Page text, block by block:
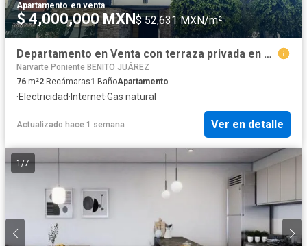
Apartamento·en venta
$ 4,000,000 MXN$ 52,631 MXN/m²
Departamento en Venta con terraza privada en Narvarte Poniente exterior
Narvarte Poniente BENITO JUÁREZ
76 m²2 Recámaras1 BañoApartamento
·Electricidad· Internet·Gas natural
Actualizado hace 1 semana Ver en detalle
1 /7